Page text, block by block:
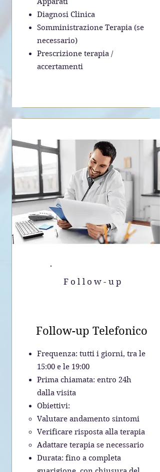
Diagnosi Clinica
Somministrazione Terapia (se
necessario)
Prescrizione terapia /
accertamenti
Follow-up
Follow-up Telefonico
Frequenza: tutti i giorni, tra le
15:00 e le 19:00
Prima chiamata: entro 24h
dalla visita
Obiettivi:
Valutare andamento sintomi
Verificare risposta alla terapia
Adattare terapia se necessario
Durata: fino a completa